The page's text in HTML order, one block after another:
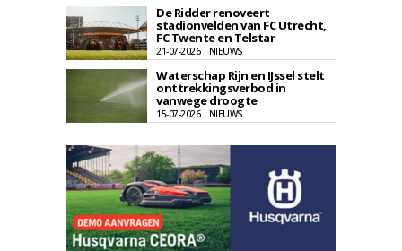
De Ridder renoveert
stadionvelden van FC Utrecht,
FC Twente en Telstar
21-07-2026 | NIEUWS
Waterschap Rijn en IJssel stelt
onttrekkingsverbod in
vanwege droogte
15-07-2026 | NIEUWS